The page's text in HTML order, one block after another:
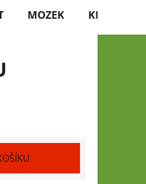
MOZEK KRÁSA